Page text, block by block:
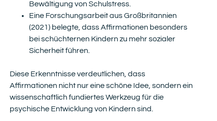
Bewältigung von Schulstress.
Eine Forschungsarbeit aus Großbritannien
(2021) belegte, dass Affirmationen besonders
bei schüchternen Kindern zu mehr sozialer
Sicherheit führen.
Diese Erkenntnisse verdeutlichen, dass
Affirmationen nicht nur eine schöne Idee, sondern ein
wissenschaftlich fundiertes Werkzeug für die
psychische Entwicklung von Kindern sind.